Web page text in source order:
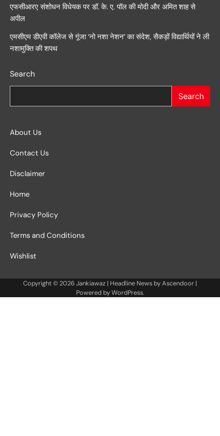
एफसीआरए संशोधन विधेयक पर डॉ. के. ए. पॉल की मोदी और अमित शाह से
अपील
एमसीएम डीएवी कॉलेज से गूंजा ‘नो नशा नेशन’ का संदेश, सैकड़ों विद्यार्थियों ने ली
नशामुक्ति की शपथ
Search
Search
About Us
Contact Us
Disclaimer
Home
Privacy Policy
Terms and Conditions
Wishlist
Copyright © 2026Jankiawaz | Headline News byAscendoor |
Powered byWordPress.